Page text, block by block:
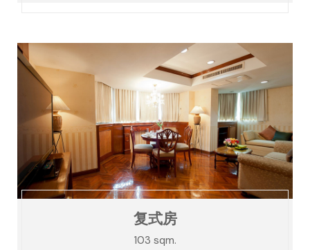
复式房
103 sqm.